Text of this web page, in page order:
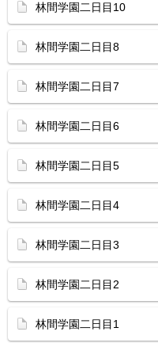
林間学園二日目10
林間学園二日目8
林間学園二日目7
林間学園二日目6
林間学園二日目5
林間学園二日目4
林間学園二日目3
林間学園二日目2
林間学園二日目1